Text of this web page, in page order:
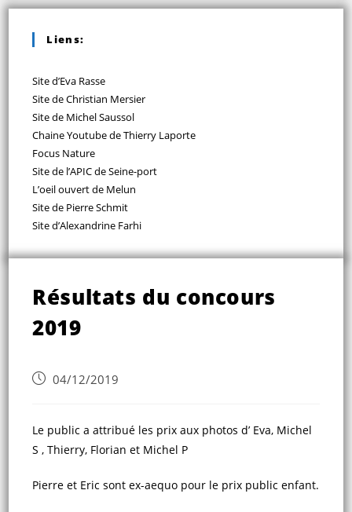
Liens:
Site d’Eva Rasse
Site de Christian Mersier
Site de Michel Saussol
Chaine Youtube de Thierry Laporte
Focus Nature
Site de l’APIC de Seine-port
L’oeil ouvert de Melun
Site de Pierre Schmit
Site d’Alexandrine Farhi
Résultats du concours
2019
04/12/2019
Le public a attribué les prix aux photos d’ Eva, Michel
S , Thierry, Florian et Michel P
Pierre et Eric sont ex-aequo pour le prix public enfant.